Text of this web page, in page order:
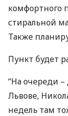
комфортного
стиральной
Также
Пункт будет
“На очереди –
Львове,
недель там